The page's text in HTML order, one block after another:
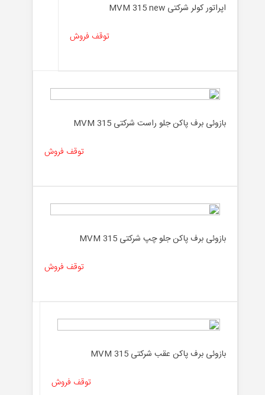
اپراتور کولر شرکتی MVM 315 new
توقف فروش
بازوئی برف پاکن جلو راست شرکتی MVM 315
توقف فروش
بازوئی برف پاکن جلو چپ شرکتی MVM 315
توقف فروش
بازوئی برف پاکن عقب شرکتی MVM 315
توقف فروش